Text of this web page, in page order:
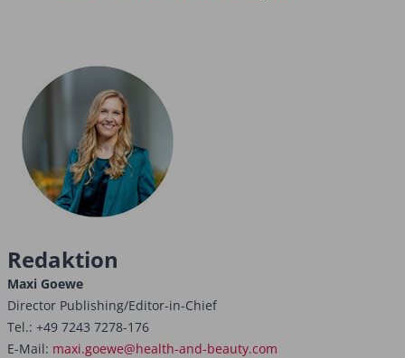
Redaktion
Maxi Goewe
Director Publishing/Editor-in-Chief
Tel.: +49 7243 7278-176
E-Mail: maxi.goewe@health-and-beauty.com